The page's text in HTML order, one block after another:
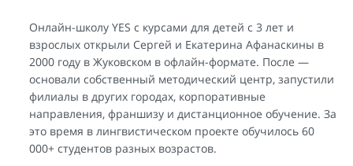
Онлайн-школу YES с курсами для детей с 3 лет и
взрослых открыли Сергей и Екатерина Афанаскины в
2000 году в Жуковском в офлайн-формате. После —
основали собственный методический центр, запустили
филиалы в других городах, корпоративные
направления, франшизу и дистанционное обучение. За
это время в лингвистическом проекте обучилось 60
000+ студентов разных возрастов.